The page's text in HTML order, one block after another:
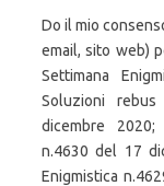
Do il mio
email, sito web)
Settimana
Soluzioni
dicembre 2020;
n.4630 del 17
Enigmistica